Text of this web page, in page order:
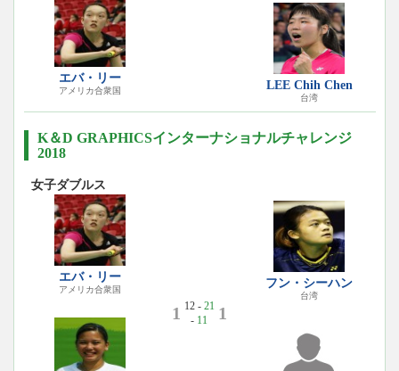
エバ・リー
アメリカ合衆国 LEE Chih Chen
台湾
K＆D GRAPHICSインターナショナルチャレンジ
2018
女子ダブルス
エバ・リー
アメリカ合衆国
1 12 - 21
- 11 1
フン・シーハン
台湾